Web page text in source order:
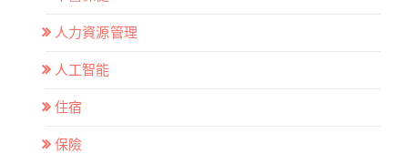
人力資源管理
人工智能
住宿
保險